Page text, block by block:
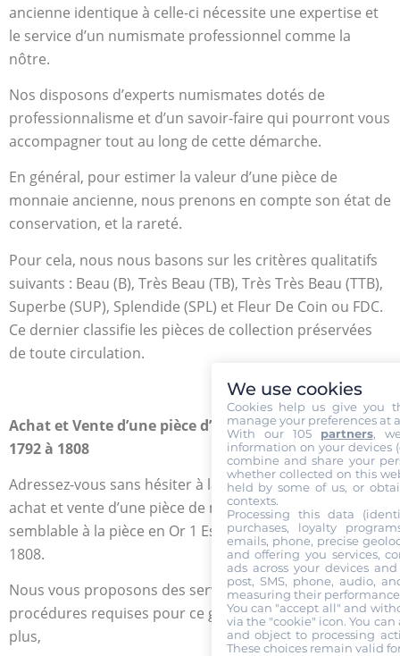
ancienne identique à celle-ci nécessite une expertise et
le service d’un numismate professionnel comme la
nôtre.
Nos disposons d’experts numismates dotés de
professionnalisme et d’un savoir-faire qui pourront vous
accompagner tout au long de cette démarche.
En général, pour estimer la valeur d’une pièce de
monnaie ancienne, nous prenons en compte son état de
conservation, et la rareté.
Pour cela, nous nous basons sur les critères qualitatifs
suivants : Beau (B), Très Beau (TB), Très Très Beau (TTB),
Superbe (SUP), Splendide (SPL) et Fleur De Coin ou FDC.
Ce dernier classifie les pièces de collection préservées
de toute circulation.
Achat et Vente d’une pièce d’Or de 1 Escudo Colombie
1792 à 1808
Adressez-vous sans hésiter à la Gold Or Cash pour tout
achat et vente d’une pièce de monnaie ancienne
semblable à la pièce en Or 1 Escudo Carlos IV de 1792 à
1808.
Nous vous proposons des services respectant toutes les
procédures requises pour ce genre de transaction. De
plus,
We use cookies
Cookies help us give you
manage your preferences at
With our 105 partners,
information on your devices
combine and share your
whether collected on this
held by some of us, or
contexts.
Processing this data
purchases, loyalty
emails, phone, precise
and offering you services,
ads across your devices
post, SMS, phone, audio,
measuring their
You can "accept all" and
via the "cookie" icon. You
and object to processing
These choices remain valid